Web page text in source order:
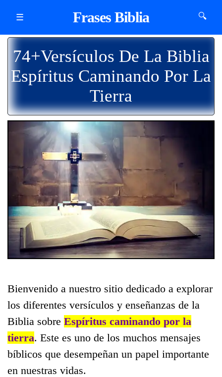
☰ Frases Biblia 🔍
74+Versículos De La Biblia
Espíritus Caminando Por La
Tierra
Bienvenido a nuestro sitio dedicado a explorar
los diferentes versículos y enseñanzas de la
Biblia sobre Espíritus caminando por la
tierra. Este es uno de los muchos mensajes
bíblicos que desempeñan un papel importante
en nuestras vidas.